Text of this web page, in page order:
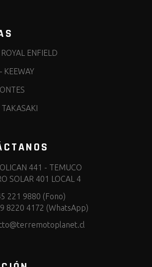
ROYAL ENFIELD
KEEWAY
TAKASAKI
441 - TEMUCO
SOLAR 401 LOCAL 4
221 9880 (Fono)
8220 4172 (WhatsApp)